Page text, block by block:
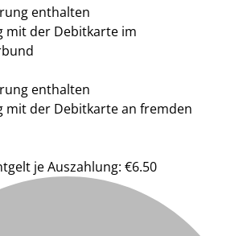
enthalten
mit der Debitkarte im
enthalten
mit der Debitkarte an fremden
je Auszahlung: €6.50